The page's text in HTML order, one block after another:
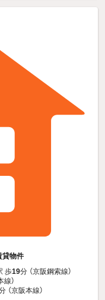
貸物件
歩19分 （京阪鋼索線）
線）
（京阪本線）